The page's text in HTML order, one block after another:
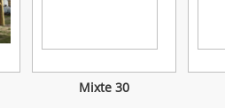
Mixte 30